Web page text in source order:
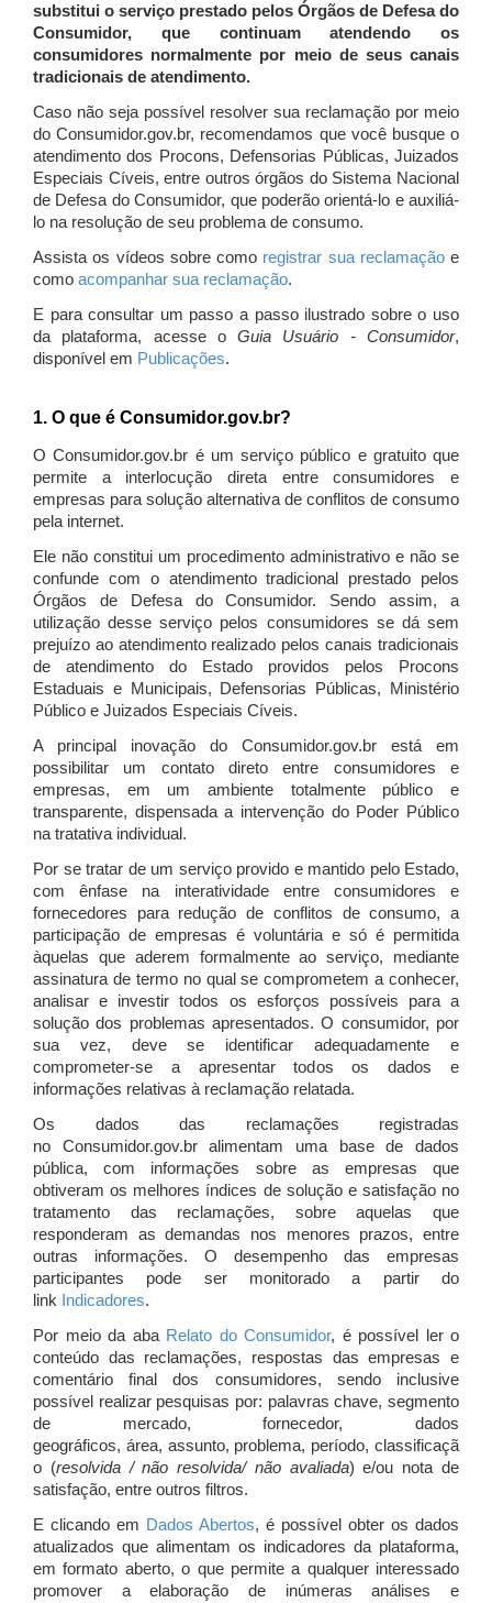
substitui o serviço prestado pelos Órgãos de Defesa do
Consumidor, que continuam atendendo os
consumidores normalmente por meio de seus canais
tradicionais de atendimento.
Caso não seja possível resolver sua reclamação por meio
do Consumidor.gov.br, recomendamos que você busque o
atendimento dos Procons, Defensorias Públicas, Juizados
Especiais Cíveis, entre outros órgãos do Sistema Nacional
de Defesa do Consumidor, que poderão orientá-lo e auxiliá-
lo na resolução de seu problema de consumo.
Assista os vídeos sobre como registrar sua reclamaçãoe
como acompanhar sua reclamação.
E para consultar um passo a passo ilustrado sobre o uso
da plataforma, acesse oGuia Usuário - Consumidor,
disponível em Publicações.
1. O que é Consumidor.gov.br?
O Consumidor.gov.br é um serviço público e gratuito que
permite a interlocução direta entre consumidores e
empresas para solução alternativa de conflitos de consumo
pela internet.
Ele não constitui um procedimento administrativo e não se
confunde com o atendimento tradicional prestado pelos
Órgãos de Defesa do Consumidor. Sendo assim, a
utilização desse serviço pelos consumidores se dá sem
prejuízo ao atendimento realizado pelos canais tradicionais
de atendimento do Estado providos pelos Procons
Estaduais e Municipais, Defensorias Públicas, Ministério
Público e Juizados Especiais Cíveis.
A principal inovação do Consumidor.gov.br está em
possibilitar um contato direto entre consumidores e
empresas, em um ambiente totalmente público e
transparente, dispensada a intervenção do Poder Público
na tratativa individual.
Por se tratar de um serviço provido e mantido pelo Estado,
com ênfase na interatividade entre consumidores e
fornecedores para redução de conflitos de consumo, a
participação de empresas é voluntária e só é permitida
àquelas que aderem formalmente ao serviço, mediante
assinatura de termo no qual se comprometem a conhecer,
analisar e investir todos os esforços possíveis para a
solução dos problemas apresentados. O consumidor, por
sua vez, deve se identificar adequadamente e
comprometer-se a apresentar todos os dados e
informações relativas à reclamação relatada.
Os dados das reclamações registradas
no Consumidor.gov.br alimentam uma base de dados
pública, com informações sobre as empresas que
obtiveram os melhores índices de solução e satisfação no
tratamento das reclamações, sobre aquelas que
responderam as demandas nos menores prazos, entre
outras informações. O desempenho das empresas
participantes pode ser monitorado a partir do
link Indicadores.
Por meio da aba Relato do Consumidor, é possível ler o
conteúdo das reclamações, respostas das empresas e
comentário final dos consumidores, sendo inclusive
possível realizar pesquisas por: palavras chave, segmento
de mercado, fornecedor, dados
geográficos, área, assunto, problema, período, classificaçã
o (resolvida / não resolvida/ não avaliada) e/ou nota de
satisfação, entre outros filtros.
E clicando em Dados Abertos, é possível obter os dados
atualizados que alimentam os indicadores da plataforma,
em formato aberto, o que permite a qualquer interessado
promover a elaboração de inúmeras análises e